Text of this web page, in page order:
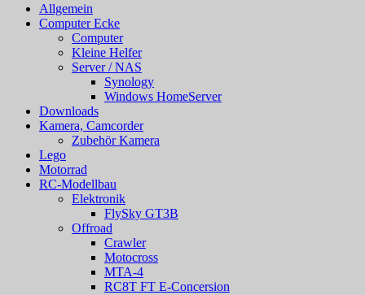
Allgemein
Computer Ecke
Computer
Kleine Helfer
Server / NAS
Synology
Windows HomeServer
Downloads
Kamera, Camcorder
Zubehör Kamera
Lego
Motorrad
RC-Modellbau
Elektronik
FlySky GT3B
Offroad
Crawler
Motocross
MTA-4
RC8T FT E-Concersion